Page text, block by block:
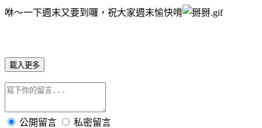
咻～一下週末又要到囉，祝大家週末愉快唷
載入更多
公開留言 私密留言